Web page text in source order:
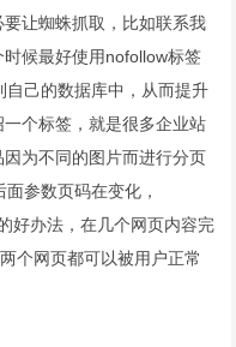
让蜘蛛抓取，比如联系我
候最好使用nofollow标签
己的数据库中，从而提升
个标签，就是很多企业站
为不同的图片而进行分页
参数页码在变化，
好办法，在几个网页内容完
个网页都可以被用户正常